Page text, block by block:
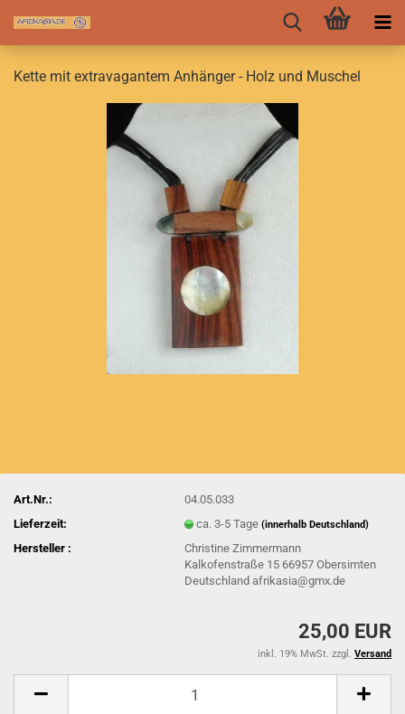
Kette mit extravagantem Anhänger - Holz und Muschel
Art.Nr.:
04.05.033
Lieferzeit:
ca. 3-5 Tage(innerhalb Deutschland)
Hersteller :
Christine Zimmermann
Kalkofenstraße 15 66957 Obersimten
Deutschland afrikasia@gmx.de
25,00 EUR
inkl. 19% MwSt. zzgl. Versand